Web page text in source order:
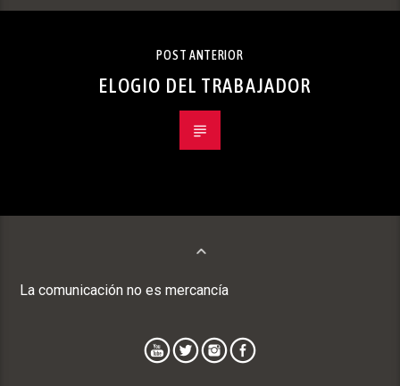
POST ANTERIOR
ELOGIO DEL TRABAJADOR
La comunicación no es mercancía